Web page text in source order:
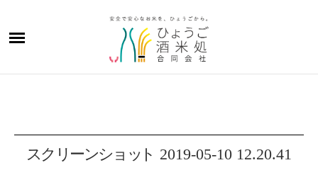
スク リ ーンショ ット 2019-05-10 12.20.41